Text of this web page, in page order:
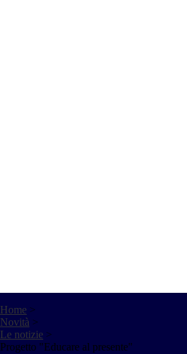
Home >
Novità >
Le notizie >
Progetto "Educare al presente"